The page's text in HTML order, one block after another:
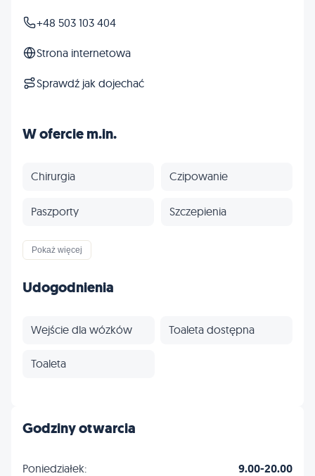
+48 503 103 404
Strona internetowa
Sprawdź jak dojechać
W ofercie m.in.
Chirurgia Czipowanie
Paszporty Szczepienia
Odrobaczanie
Profilaktyka
Pokaż więcej
Udogodnienia
Wejście dla wózków Toaleta dostępna
Toaleta
Godziny otwarcia
Poniedziałek: 9.00-20.00